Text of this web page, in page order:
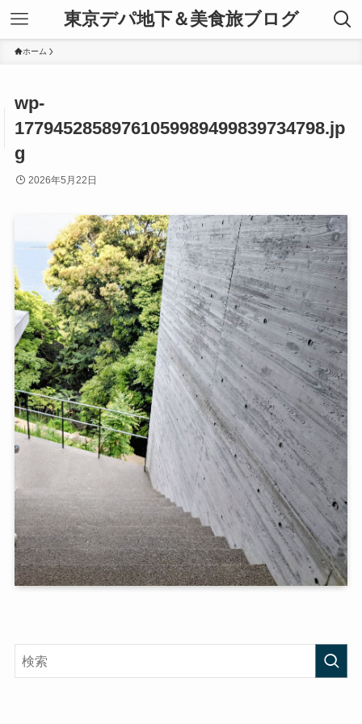
東京デパ地下＆美食旅ブログ
ホーム
wp-
17794528589761059989499839734798.jp
g
2026年5月22日